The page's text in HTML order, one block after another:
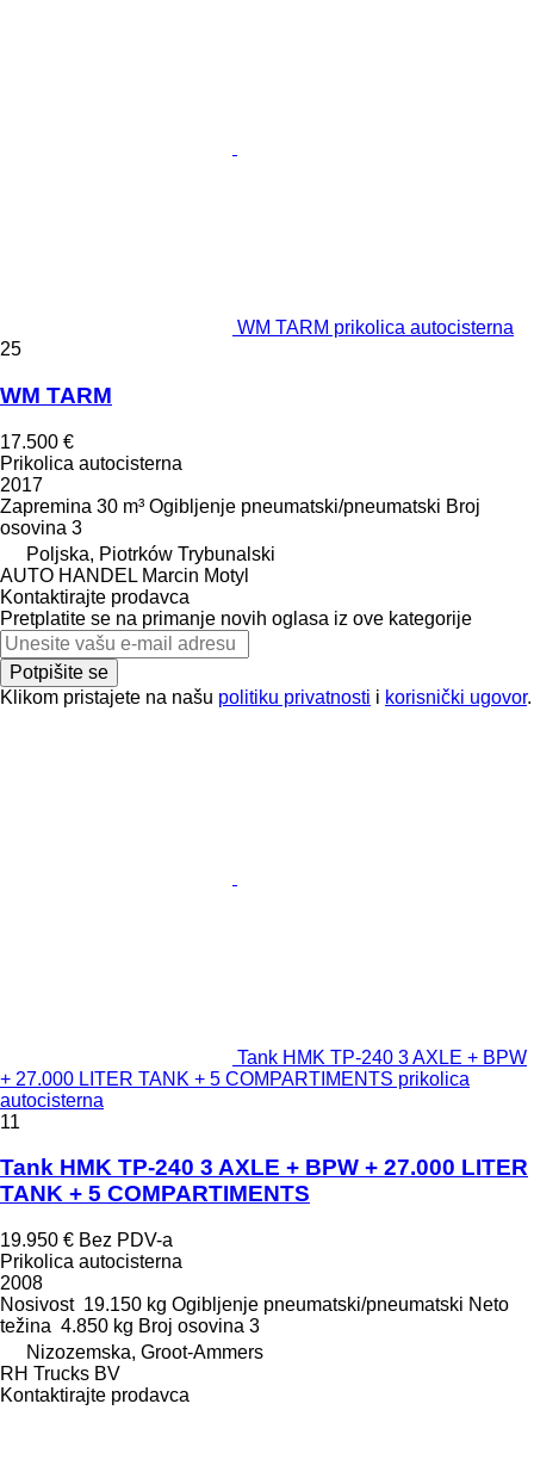
WM TARM prikolica autocisterna
25
WM TARM
17.500 €
Prikolica autocisterna
2017
Zapremina 30 m³ Ogibljenje pneumatski/pneumatski Broj
osovina 3
Poljska, Piotrków Trybunalski
AUTO HANDEL Marcin Motyl
Kontaktirajte prodavca
Pretplatite se na primanje novih oglasa iz ove kategorije
Potpišite se
Klikom pristajete na našu politiku privatnosti i korisnički ugovor.
Tank HMK TP-240 3 AXLE + BPW
+ 27.000 LITER TANK + 5 COMPARTIMENTS prikolica
autocisterna
11
Tank HMK TP-240 3 AXLE + BPW + 27.000 LITER
TANK + 5 COMPARTIMENTS
19.950 € Bez PDV-a
Prikolica autocisterna
2008
Nosivost 19.150 kg Ogibljenje pneumatski/pneumatski Neto
težina 4.850 kg Broj osovina 3
Nizozemska, Groot-Ammers
RH Trucks BV
Kontaktirajte prodavca